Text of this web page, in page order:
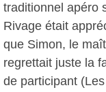
traditionnel apéro
Rivage était
que Simon, le
regrettait juste la
de participant